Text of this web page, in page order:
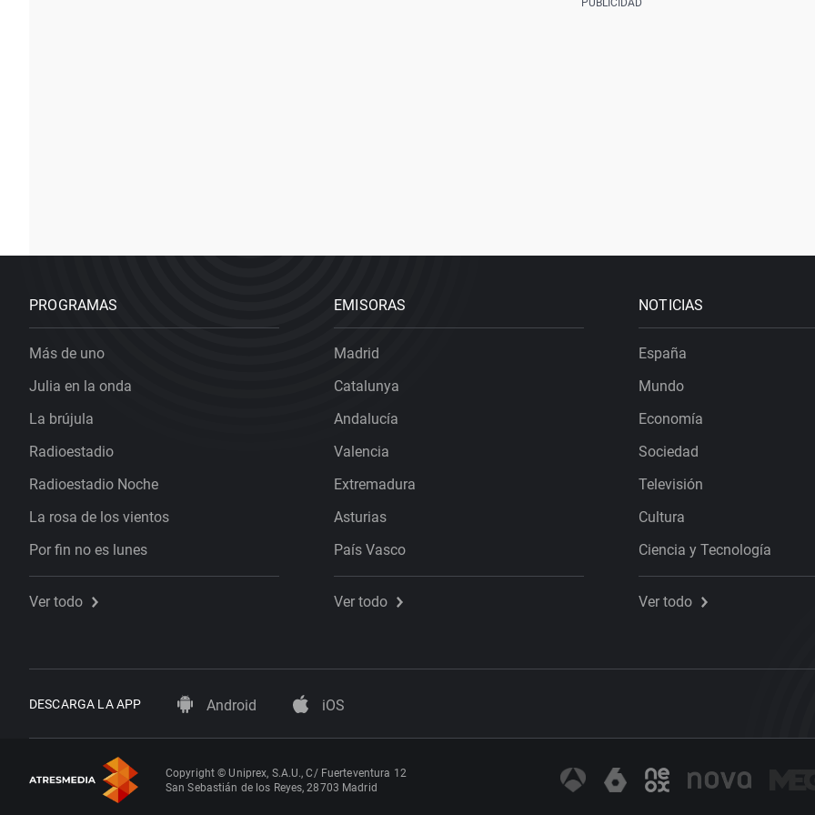
PROGRAMAS
Más de uno
Julia en la onda
La brújula
Radioestadio
Radioestadio Noche
La rosa de los vientos
Por fin no es lunes
Ver todo
EMISORAS
Madrid
Catalunya
Andalucía
Valencia
Extremadura
Asturias
País Vasco
Ver todo
NOTICIAS
España
Mundo
Economía
Sociedad
Televisión
Cultura
Ciencia y Tecnología
Ver todo
DESCARGA LA APP Android iOS
Copyright © Uniprex, S.A.U., C/ Fuerteventura 12
San Sebastián de los Reyes, 28703 Madrid